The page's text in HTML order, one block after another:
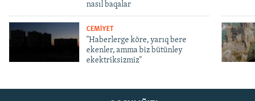
nasıl baqalar
CEMİYET
"Haberlerge köre, yarıq bere
ekenler, amma biz bütünley
ekektriksizmiz"